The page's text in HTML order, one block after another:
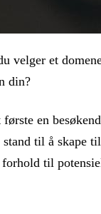
velger et
din?
en
til å skape
til